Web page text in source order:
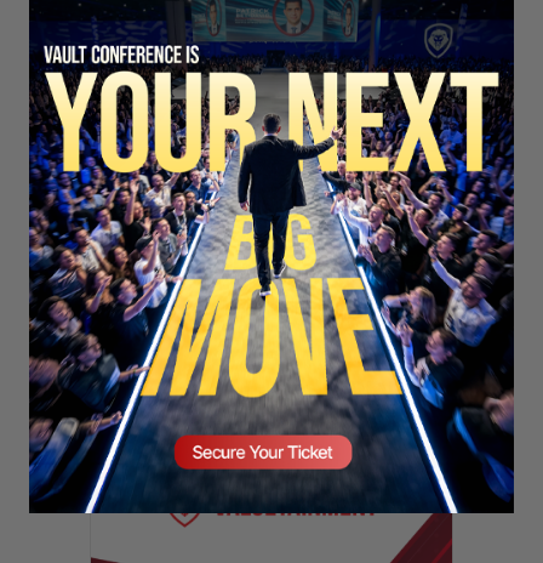
SECURE YOUR SEAT